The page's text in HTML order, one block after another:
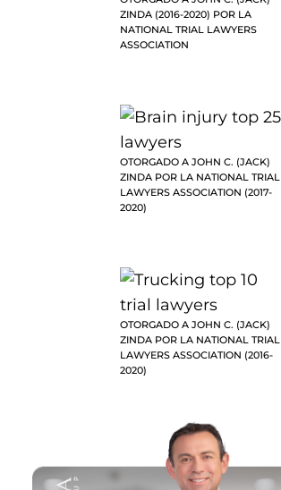
ZINDA (2016-2020) POR LA
NATIONAL TRIAL LAWYERS
ASSOCIATION
OTORGADO A JOHN C. (JACK)
ZINDA POR LA NATIONAL TRIAL
LAWYERS ASSOCIATION (2017-
2020)
OTORGADO A JOHN C. (JACK)
ZINDA POR LA NATIONAL TRIAL
LAWYERS ASSOCIATION (2016-
2020)